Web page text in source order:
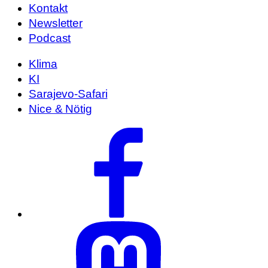
Kontakt
Newsletter
Podcast
Klima
KI
Sarajevo-Safari
Nice & Nötig